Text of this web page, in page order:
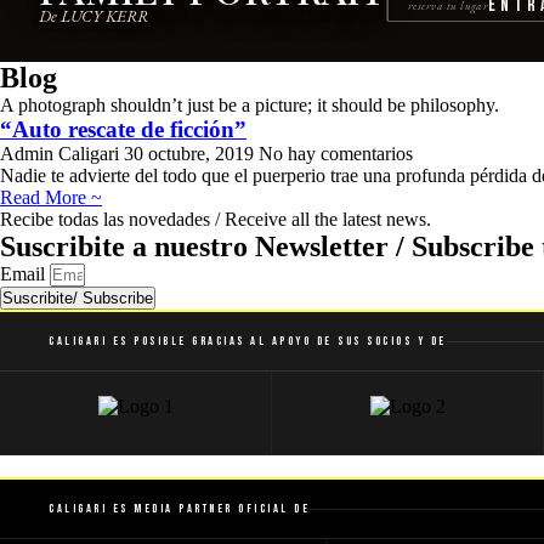
De LUCY KERR
reserva tu lugar
Blog
A photograph shouldn’t just be a picture; it should be philosophy.
“Auto rescate de ficción”
Admin Caligari 30 octubre, 2019 No hay comentarios
Nadie te advierte del todo que el puerperio trae una profunda pérdida
Read More ~
Recibe todas las novedades / Receive all the latest news.
Suscribite a nuestro Newsletter /
Email
Suscribite/ Subscribe
Caligari es posible gracias al apoyo de sus socios y de
Caligari es Media Partner Oficial de